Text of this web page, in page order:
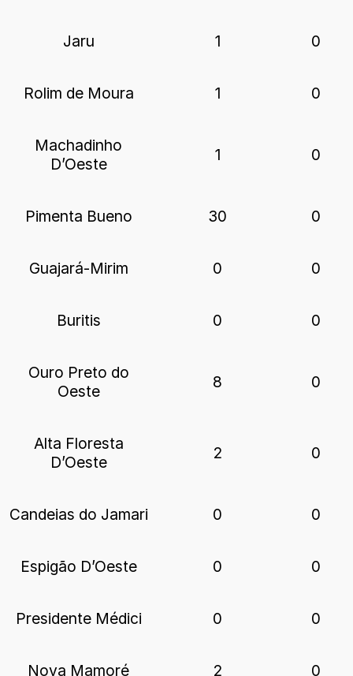
Jaru 1 0
Rolim de Moura 1 0
Machadinho
D’Oeste
1 0
Pimenta Bueno 30 0
Guajará-Mirim 0 0
Buritis 0 0
Ouro Preto do
Oeste
8 0
Alta Floresta
D’Oeste
2 0
Candeias do Jamari 0 0
Espigão D’Oeste 0 0
Presidente Médici 0 0
Nova Mamoré 2 0